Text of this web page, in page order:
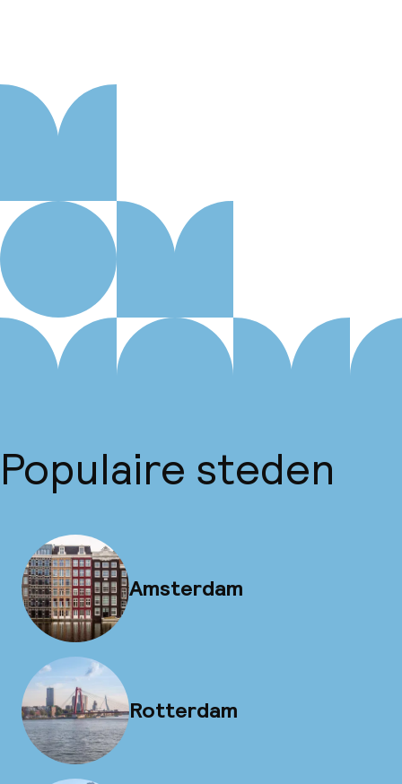
Populaire steden
Amsterdam
Rotterdam